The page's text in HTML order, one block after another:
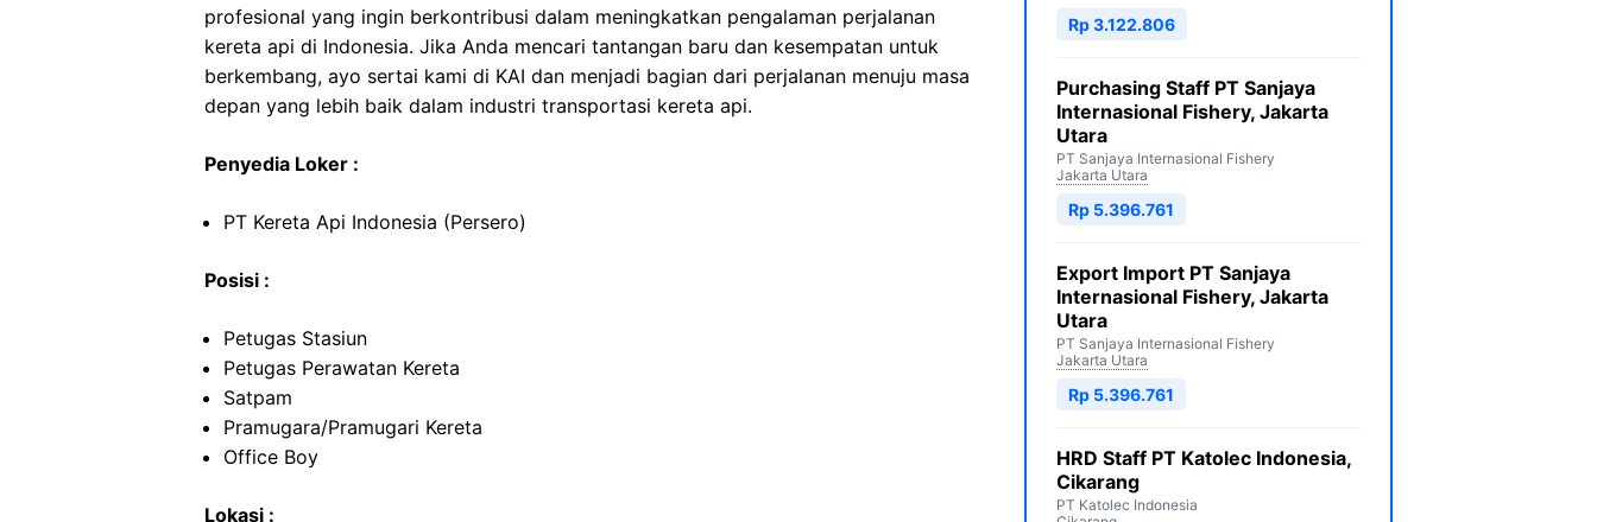
profesional yang ingin berkontribusi dalam meningkatkan pengalaman perjalanan
kereta api di Indonesia. Jika Anda mencari tantangan baru dan kesempatan untuk
berkembang, ayo sertai kami di KAI dan menjadi bagian dari perjalanan menuju masa
depan yang lebih baik dalam industri transportasi kereta api.
Penyedia Loker :
PT Kereta Api Indonesia (Persero)
Posisi :
Petugas Stasiun
Petugas Perawatan Kereta
Satpam
Pramugara/Pramugari Kereta
Office Boy
Lokasi :
Rp 3.122.806
Purchasing Staff PT Sanjaya
Internasional Fishery, Jakarta
Utara
PT Sanjaya Internasional Fishery
Jakarta Utara
Rp 5.396.761
Export Import PT Sanjaya
Internasional Fishery, Jakarta
Utara
PT Sanjaya Internasional Fishery
Jakarta Utara
Rp 5.396.761
HRD Staff PT Katolec Indonesia,
Cikarang
PT Katolec Indonesia